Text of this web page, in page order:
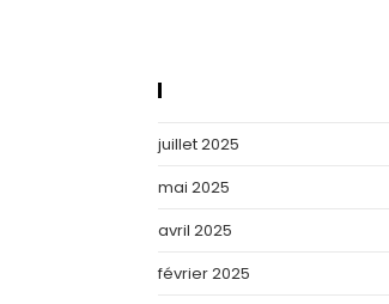
juillet 2025
mai 2025
avril 2025
février 2025